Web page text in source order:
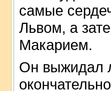
самые
Львом, а
Макарием.
Он выжидал